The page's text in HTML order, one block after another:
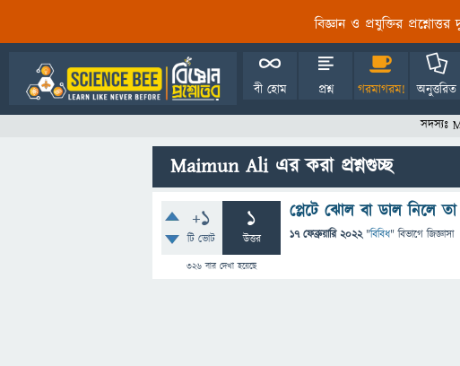
বিজ্ঞান ও প্রযুক্তির
বী হোম প্রশ্ন গরমাগরম! অনুত্তরিত
সদস্যঃ
Maimun Ali এর করা প্রশ্নগুচ্ছ
+1
টি ভোট
1
উত্তর
326বার দেখা হয়েছে
প্লেটে ঝোল বা ডাল নিলে
17 ফেব্রুয়ারি 2022 "বিবিধ" বিভাগে জিজ্ঞাসা